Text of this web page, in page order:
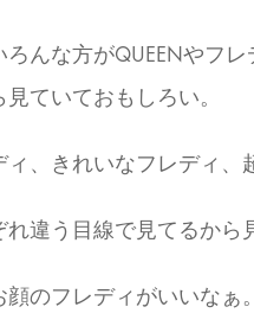
ろんな方がQUEENやフ
ていておもしろい。
ィ、きれいなフレディ、
れ違う目線で見てるから
顔のフレディがいいなぁ